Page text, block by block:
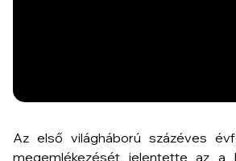
Az első világháború százéves
megemlékezését jelentette az a